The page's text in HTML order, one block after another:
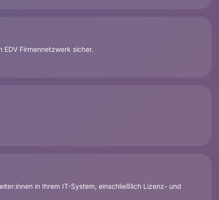
Firmennetzwerk sicher.
in Ihrem IT-System, einschließlich Lizenz- und